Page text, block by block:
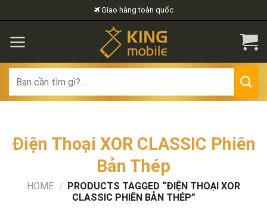
to
content
Giao hàng toàn quốc
for:
Điện Thoại XOR CLASSIC Phiên
Bản Thép
HOME / PRODUCTS TAGGED “ĐIỆN THOẠI XOR
CLASSIC PHIÊN BẢN THÉP”